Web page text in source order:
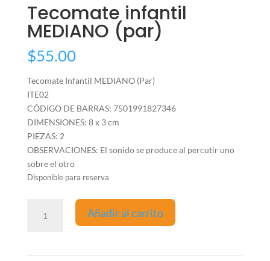
Tecomate infantil
MEDIANO (par)
$55.00
Tecomate Infantil MEDIANO (Par)
ITE02
CÓDIGO DE BARRAS: 7501991827346
DIMENSIONES: 8 x 3 cm
PIEZAS: 2
OBSERVACIONES: El sonido se produce al percutir uno
sobre el otro
Disponible para reserva
infantil
Añadir al carrito